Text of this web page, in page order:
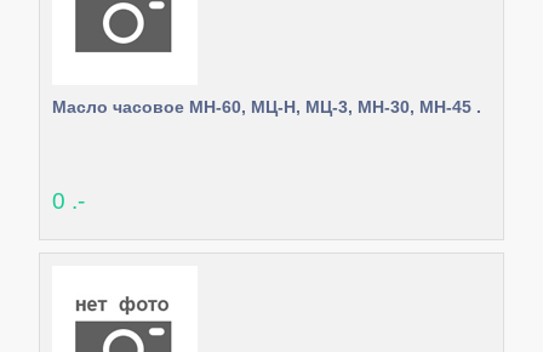
Масло часовое МН-60, МЦ-Н, МЦ-3, МН-30, МН-45 .
0 .-